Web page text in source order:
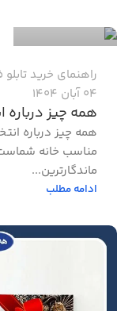
راهنمای خرید
04 آبان 1404
همه چیز درباره
همه چیز درباره
مناسب خانه
ماندگارترین...
ادامه مطلب